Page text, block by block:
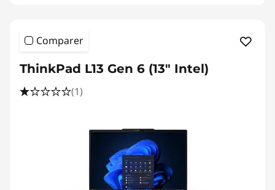
Comparer
ThinkPad L13 Gen 6 (13" Intel)
(1)